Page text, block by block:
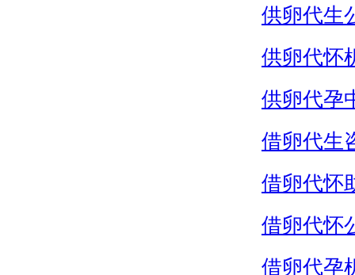
供卵代生
供卵代怀
供卵代孕
借卵代生
借卵代怀
借卵代怀
借卵代孕